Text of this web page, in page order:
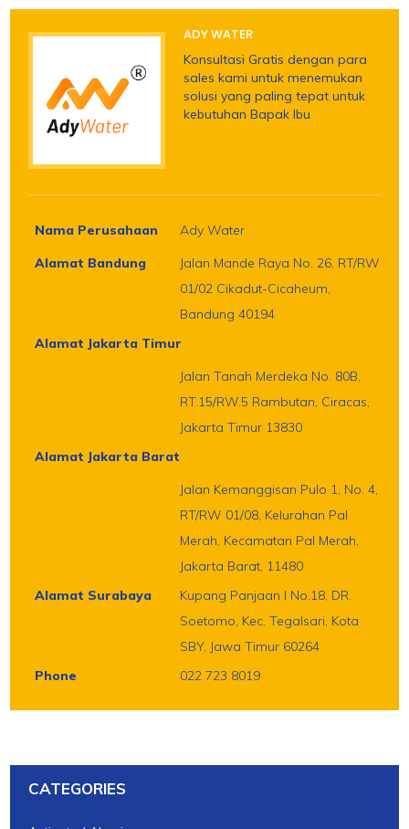
ADY WATER
Konsultasi Gratis dengan para
sales kami untuk menemukan
solusi yang paling tepat untuk
kebutuhan Bapak Ibu
Nama Perusahaan
Ady Water
Alamat Bandung
Jalan Mande Raya No. 26, RT/RW
01/02 Cikadut-Cicaheum,
Bandung 40194
Alamat Jakarta Timur
Jalan Tanah Merdeka No. 80B,
RT.15/RW.5 Rambutan, Ciracas,
Jakarta Timur 13830
Alamat Jakarta Barat
Jalan Kemanggisan Pulo 1, No. 4,
RT/RW 01/08, Kelurahan Pal
Merah, Kecamatan Pal Merah,
Jakarta Barat, 11480
Alamat Surabaya
Kupang Panjaan I No.18, DR.
Soetomo, Kec. Tegalsari, Kota
SBY, Jawa Timur 60264
Phone
022 723 8019
CATEGORIES